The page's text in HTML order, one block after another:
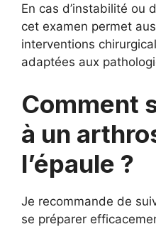
En cas d’instabilité ou
cet examen permet
interventions
adaptées aux
Comment
à un
l’épaule ?
Je recommande de
se préparer